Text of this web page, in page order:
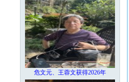
危文元、王蓉文获得2026年